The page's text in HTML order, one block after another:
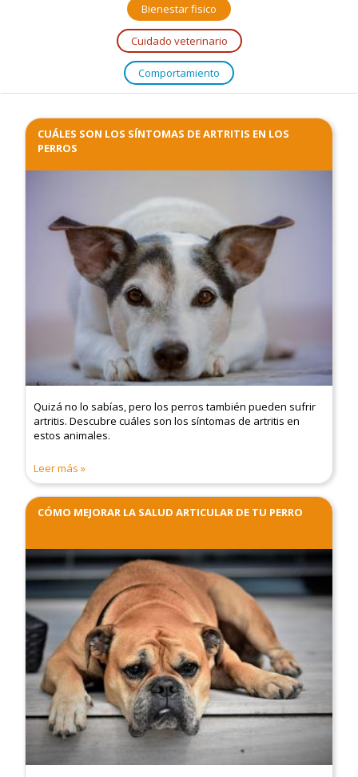
Bienestar fisico
Cuidado veterinario
Comportamiento
CUÁLES SON LOS SÍNTOMAS DE ARTRITIS EN LOS
PERROS
Quizá no lo sabías, pero los perros también pueden sufrir
artritis. Descubre cuáles son los síntomas de artritis en
estos animales.
Leer más
CÓMO MEJORAR LA SALUD ARTICULAR DE TU PERRO